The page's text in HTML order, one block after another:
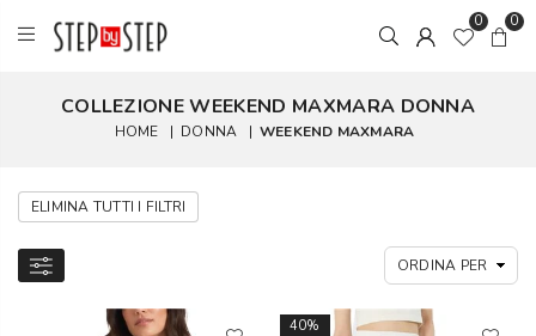
0 0
COLLEZIONE WEEKEND MAXMARA DONNA
HOME | DONNA | WEEKEND MAXMARA
ELIMINA TUTTI I FILTRI
40%